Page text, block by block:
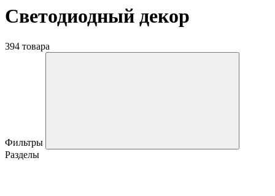
Светодиодный декор
394 товара
Фильтры
Разделы